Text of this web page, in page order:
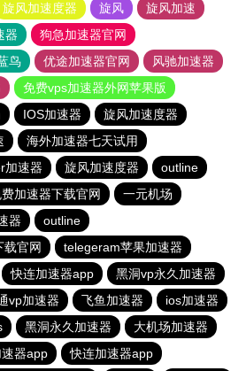
旋风加速度器 旋风
旋风加速
器
狗急加速器官网
鸟 优途加速器官网
风驰加速器
免费vps加速器外网苹果版
IOS加速器
旋风加速度器
海外加速器七天试用
加速器 旋风加速度器
outline
加速器下载官网
一元机场
器
outline
载官网
telegeram苹果加速器
快连加速器app
黑洞vp永久加速器
vp加速器 飞鱼加速器
ios加速器
黑洞永久加速器
大机场加速器
器app 快连加速器app